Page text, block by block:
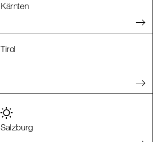
Kärnten
Tirol
Salzburg